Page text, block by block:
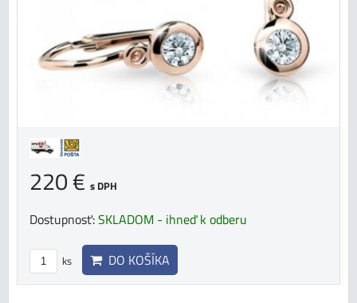
220 € s DPH
Dostupnosť:SKLADOM - ihneď k odberu
ks DO KOŠÍKA